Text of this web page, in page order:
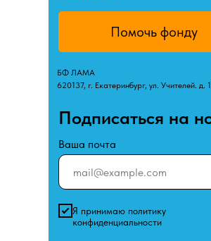
Подписаться на
БФ ЛАМА
620137, г. Екатеринбург, ул. Учителей. д.
Ваша почта
Я принимаю политику
конфиденциальности
Помочь фонду